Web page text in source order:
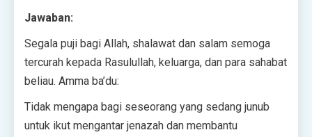
Jawaban:
Segala puji bagi Allah, shalawat dan salam semoga
tercurah kepada Rasulullah, keluarga, dan para sahabat
beliau. Amma ba’du:
Tidak mengapa bagi seseorang yang sedang junub
untuk ikut mengantar jenazah dan membantu